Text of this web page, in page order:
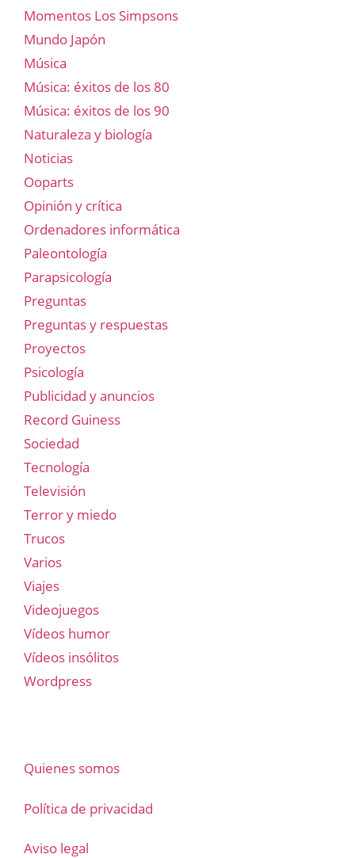
Momentos Los Simpsons
Mundo Japón
Música
Música: éxitos de los 80
Música: éxitos de los 90
Naturaleza y biología
Noticias
Ooparts
Opinión y crítica
Ordenadores informática
Paleontología
Parapsicología
Preguntas
Preguntas y respuestas
Proyectos
Psicología
Publicidad y anuncios
Record Guiness
Sociedad
Tecnología
Televisión
Terror y miedo
Trucos
Varios
Viajes
Videojuegos
Vídeos humor
Vídeos insólitos
Wordpress
Quienes somos
Política de privacidad
Aviso legal